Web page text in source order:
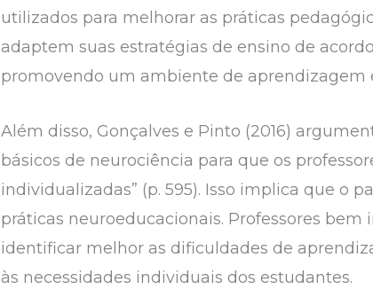
utilizados para melhorar as práticas
adaptem suas estratégias de ensino de
promovendo um ambiente de aprendizagem
Além disso, Gonçalves e Pinto (2016)
básicos de neurociência para que os
individualizadas” (p. 595). Isso implica que o
práticas neuroeducacionais. Professores
identificar melhor as dificuldades de
às necessidades individuais dos estudantes.